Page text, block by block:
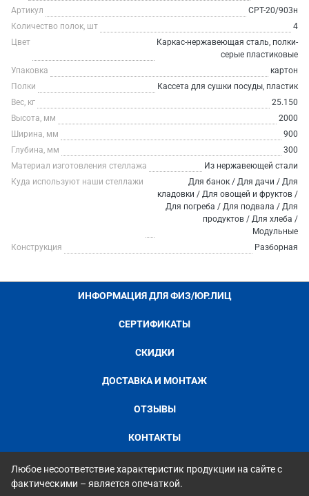
Артикул
СРТ-20/903н
Количество полок, шт
4
Цвет
Каркас-нержавеющая сталь, полки-
серые пластиковые
Упаковка
картон
Полки
Кассета для сушки посуды, пластик
Вес, кг
25.150
Высота, мм
2000
Ширина, мм
900
Глубина, мм
300
Материал изготовления стеллажа
Из нержавеющей стали
Куда используют наши стеллажи
Для банок / Для дачи / Для
кладовки / Для овощей и фруктов /
Для погреба / Для подвала / Для
продуктов / Для хлеба /
Модульные
Конструкция
Разборная
ИНФОРМАЦИЯ ДЛЯ ФИЗ/ЮР.ЛИЦ
СЕРТИФИКАТЫ
СКИДКИ
ДОСТАВКА И МОНТАЖ
ОТЗЫВЫ
КОНТАКТЫ
Любое несоответствие характеристик продукции на сайте с
фактическими – является опечаткой.